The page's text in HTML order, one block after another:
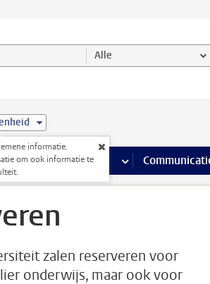
categorie Alle
informatie.
om ook informatie te
pagina’s
meer Onderwijs pagina’s
Onderzoek meer Onderzoek
zalen reserveren voor
onderwijs, maar ook voor